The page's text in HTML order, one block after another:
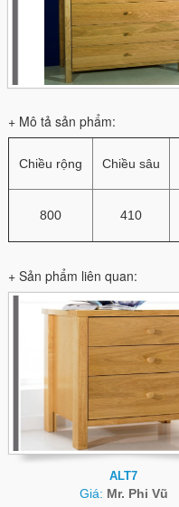
+ Mô tả sản phẩm:
Chiều rộng Chiều sâu
800 410
+ Sản phẩm liên quan:
ALT7
Giá: Mr. Phi Vũ